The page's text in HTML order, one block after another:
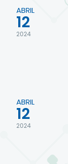
ABRIL
12
2024
ABRIL
12
2024